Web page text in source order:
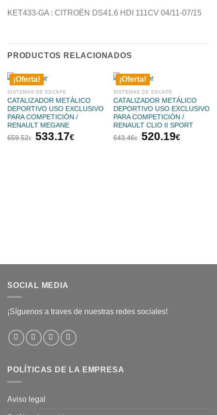
KET433-GA : CITROËN DS41.6 HDI 111CV 04/11-07/15
PRODUCTOS RELACIONADOS
¡Oferta!
SISTEMAS DE ESCAPE
CATALIZADOR METÁLICO
DEPORTIVO USO EXCLUSIVO
PARA COMPETICIÓN /
RENAULT MEGANE
659.52€
El
533.17€El
¡Oferta!
SISTEMAS DE ESCAPE
CATALIZADOR METÁLICO
DEPORTIVO USO EXCLUSIVO
PARA COMPETICIÓN /
RENAULT CLIO II SPORT
643.46€
El
520.19€El
SOCIAL MEDIA
¡Síguenos a traves de nuestras redes sociales!
POLÍTICAS DE LA EMPRESA
Aviso legal